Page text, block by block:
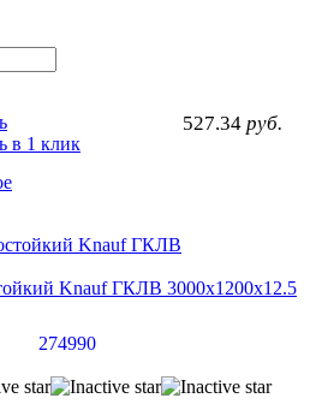
527.34 руб.
в 1 клик
Knauf ГКЛВ 3000х1200х12.5
274990